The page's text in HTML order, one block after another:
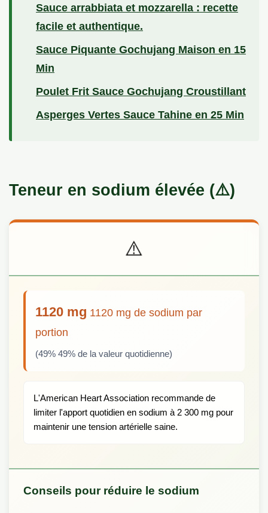
Sauce arrabbiata et mozzarella : recette
facile et authentique.
Sauce Piquante Gochujang Maison en 15
Min
Poulet Frit Sauce Gochujang Croustillant
Asperges Vertes Sauce Tahine en 25 Min
Teneur en sodium élevée (⚠️)
⚠️
1120 mg 1120 mg de sodium par
portion
(49% 49% de la valeur quotidienne)
L'American Heart Association recommande de
limiter l'apport quotidien en sodium à 2 300 mg pour
maintenir une tension artérielle saine.
Conseils pour réduire le sodium